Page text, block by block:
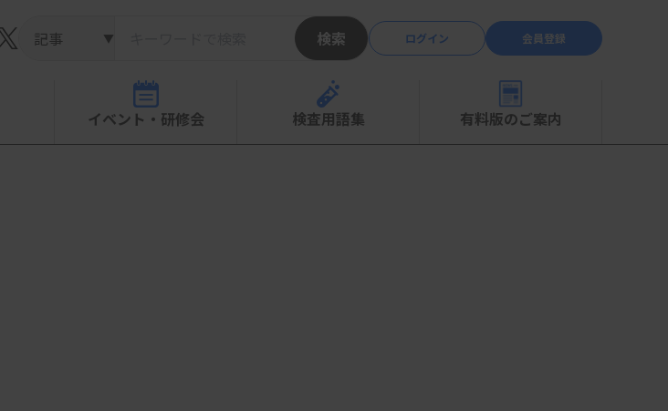
▼ 検索 ログイン 会員登録
イベント・研修会 検査用語集 有料版のご案内